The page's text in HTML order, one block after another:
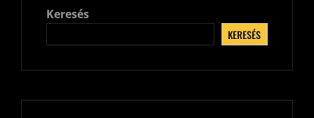
Keresés
KERESÉS